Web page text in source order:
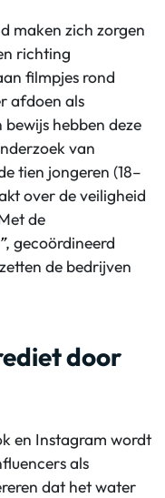
maken zich zorgen
richting
filmpjes rond
afdoen als
bewijs hebben deze
van
tien jongeren (18–
over de veiligheid
de
, gecoördineerd
de bedrijven
door
en Instagram wordt
als
dat het water